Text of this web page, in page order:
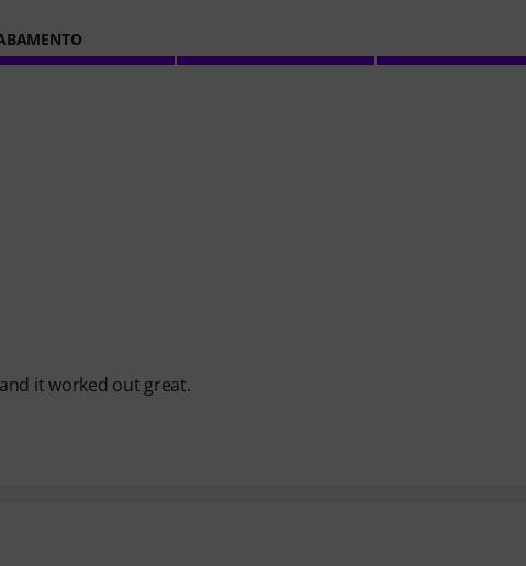
it worked out great.